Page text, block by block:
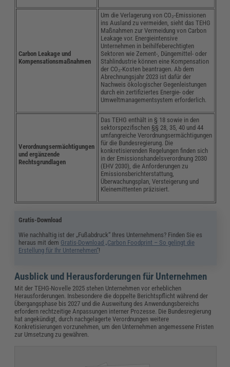
Carbon Leakage und
Kompensationsmaßnahmen
Um die Verlagerung von CO₂-Emissionen
ins Ausland zu vermeiden, sieht das TEHG
Maßnahmen zur Vermeidung von Carbon
Leakage vor. Energieintensive
Unternehmen in beihilfeberechtigten
Sektoren wie Zement-, Düngemittel- oder
Stahlindustrie können eine Kompensation
der CO₂-Kosten beantragen. Ab dem
Abrechnungsjahr 2023 ist dafür der
Nachweis ökologischer Gegenleistungen
durch ein zertifiziertes Energie- oder
Umweltmanagementsystem erforderlich.
Verordnungsermächtigungen
und ergänzende
Rechtsgrundlagen
Das TEHG enthält in § 18 sowie in den
sektorspezifischen §§ 28, 35, 40 und 44
umfangreiche Verordnungsermächtigungen
für die Bundesregierung. Die
konkretisierenden Regelungen finden sich
in der Emissionshandelsverordnung 2030
(EHV 2030), die Anforderungen zu
Emissionsberichterstattung,
Überwachungsplan, Versteigerung und
Kleinemittenten präzisiert.
Gratis-Download
Wie nachhaltig ist der „Fußabdruck“ Ihres Unternehmens? Finden Sie es
heraus mit dem Gratis-Download „Carbon Foodprint – So gelingt die
Erstellung für Ihr Unternehmen“!
Ausblick und Herausforderungen für Unternehmen
Mit der TEHG-Novelle 2025 stehen Unternehmen vor erheblichen
Herausforderungen. Insbesondere die doppelte Berichtspflicht während der
Übergangsphase bis 2027 und die Ausweitung des Anwendungsbereichs
erfordern rechtzeitige Anpassungen interner Prozesse. Die Bundesregierung
hat angekündigt, durch nachgelagerte Verordnungen weitere
Konkretisierungen vorzunehmen, um den Unternehmen angemessene Fristen
zur Umsetzung zu gewähren.